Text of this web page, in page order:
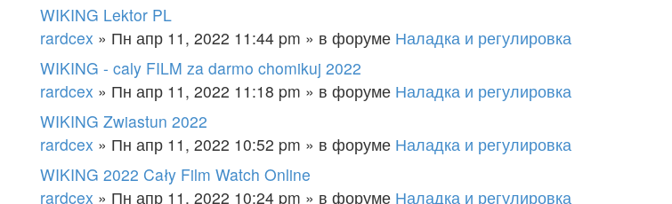
WIKING Lektor PL
rardcex » Пн апр 11, 2022 11:44 pm » в форуме Наладка и регулировка
WIKING - caly FILM za darmo chomikuj 2022
rardcex » Пн апр 11, 2022 11:18 pm » в форуме Наладка и регулировка
WIKING Zwiastun 2022
rardcex » Пн апр 11, 2022 10:52 pm » в форуме Наладка и регулировка
WIKING 2022 Cały Film Watch Online
rardcex » Пн апр 11, 2022 10:24 pm » в форуме Наладка и регулировка